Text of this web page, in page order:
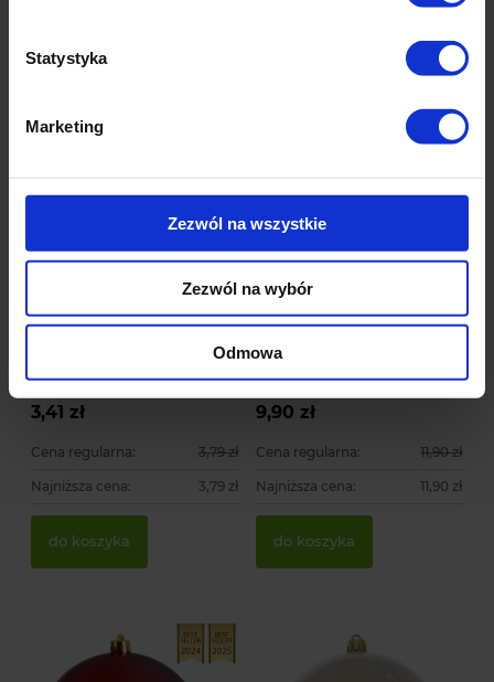
Statystyka
Marketing
Zezwól na wszystkie
Zezwól na wybór
Odmowa
Okazje cenowe
-10%
kompozytowa do roślin
111 ocen
3,41 zł
Cena regularna: 3,79 zł
Najniższa cena: 3,79 zł
do koszyka
choinkowa - nietłukąca
216 ocen
9,90 zł
Cena regularna: 11,90 zł
Najniższa cena: 11,90 zł
do koszyka